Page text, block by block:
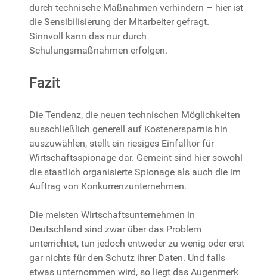
durch technische Maßnahmen verhindern – hier ist
die Sensibilisierung der Mitarbeiter gefragt.
Sinnvoll kann das nur durch
Schulungsmaßnahmen erfolgen.
Fazit
Die Tendenz, die neuen technischen Möglichkeiten
ausschließlich generell auf Kostenersparnis hin
auszuwählen, stellt ein riesiges Einfalltor für
Wirtschaftsspionage dar. Gemeint sind hier sowohl
die staatlich organisierte Spionage als auch die im
Auftrag von Konkurrenzunternehmen.
Die meisten Wirtschaftsunternehmen in
Deutschland sind zwar über das Problem
unterrichtet, tun jedoch entweder zu wenig oder erst
gar nichts für den Schutz ihrer Daten. Und falls
etwas unternommen wird, so liegt das Augenmerk